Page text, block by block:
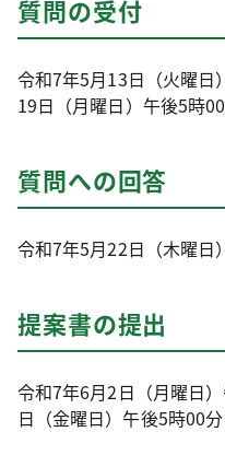
質問の受付
令和7年5月13日（火曜日
19日（月曜日）午後5時
質問への回答
令和7年5月22日（木曜日
提案書の提出
令和7年6月2日（月曜日
日（金曜日）午後5時00